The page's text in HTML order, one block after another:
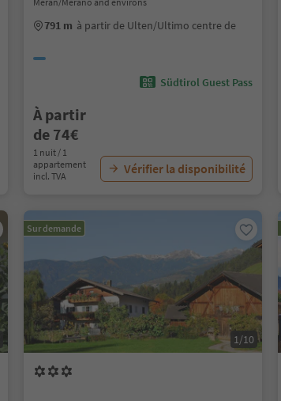
791 m à partir de Ulten/Ultimo centre de
Südtirol Guest Pass
À partir
de 74€
1 nuit / 1
appartement
incl. TVA
Vérifier la disponibilité
Sur demande
1/10